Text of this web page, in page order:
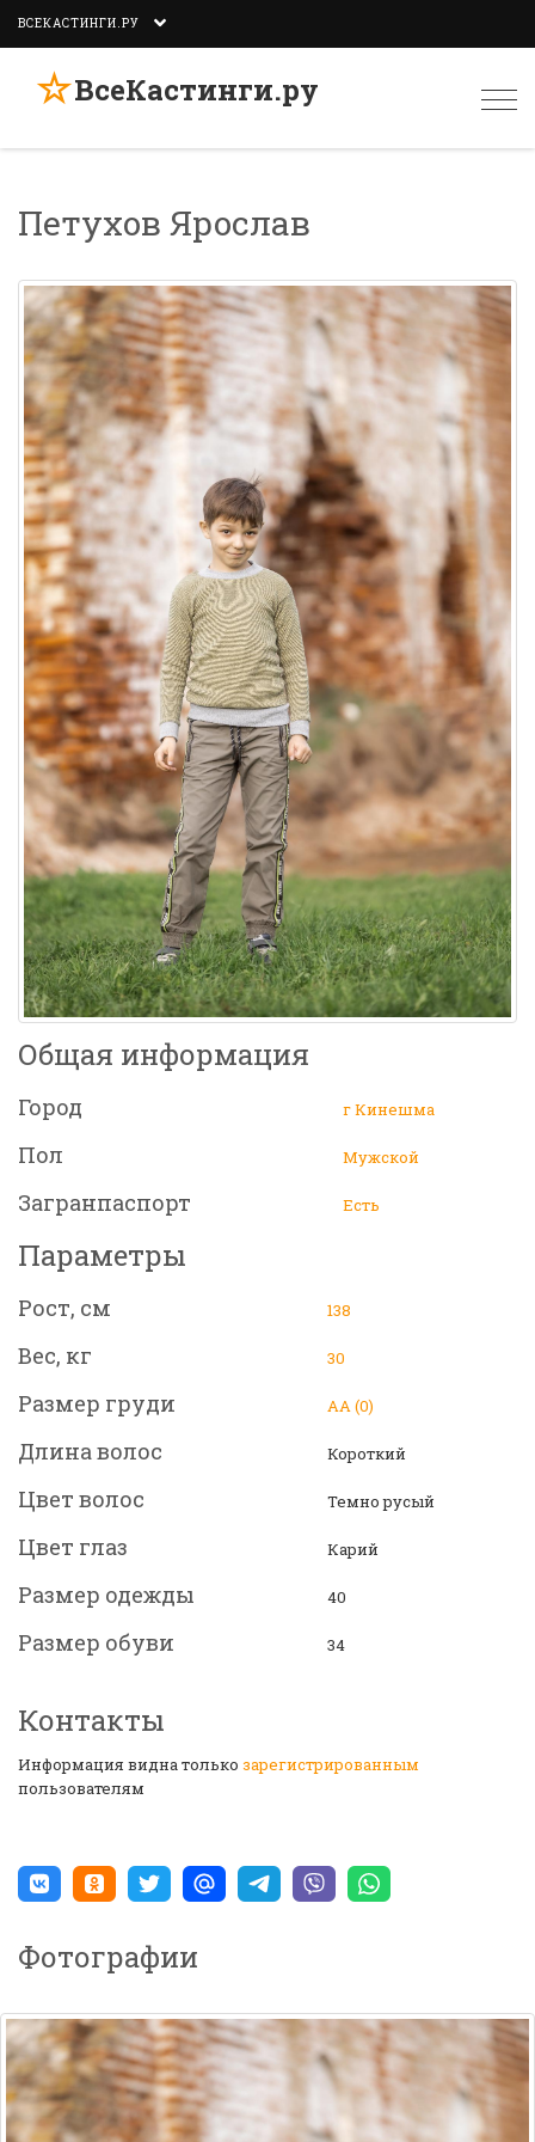
ВСЕКАСТИНГИ.РУ
☆ВсеКастинги.ру
Петухов Ярослав
Общая информация
Город г Кинешма
Пол Мужской
Загранпаспорт Есть
Параметры
Рост, см 138
Вес, кг 30
Размер груди АА (0)
Длина волос Короткий
Цвет волос Темно русый
Цвет глаз Карий
Размер одежды 40
Размер обуви 34
Контакты
Информация видна только зарегистрированным
пользователям
Фотографии